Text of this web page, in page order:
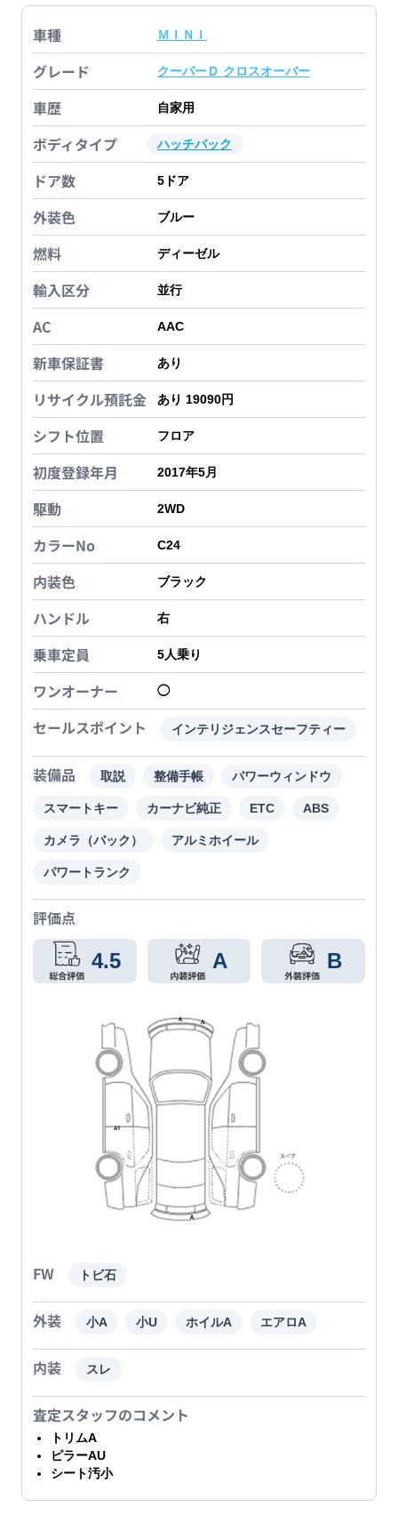
車種 ＭＩＮＩ
グレード クーパーＤ クロスオーバー
車歴 自家用
ボディタイプ ハッチバック
ドア数 5 ドア
外装色 ブルー
燃料 ディーゼル
輸入区分 並行
AC AAC
新車保証書 あり
リサイクル預託金 あり 19090円
シフト位置 フロア
初度登録年月 2017年5月
駆動 2WD
カラーNo C24
内装色 ブラック
ハンドル 右
乗車定員 5人乗り
ワンオーナー ◯
セールスポイント インテリジェンスセーフティー
装備品 取説 整備手帳 パワーウィンドウ
スマートキー カーナビ純正 ETC ABS
カメラ（バック） アルミホイール
パワートランク
評価点
4.5 A B
FW トビ石
外装 小A 小U ホイルA エアロA
内装 スレ
査定スタッフのコメント
トリムA
ピラーAU
シート汚小